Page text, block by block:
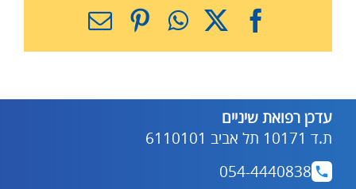
Facebook
X
WhatsApp
Pinterest
כתובת
עדכן רפואת שיניים
ת.ד 10171 תל אביב 6110101
054-4440838